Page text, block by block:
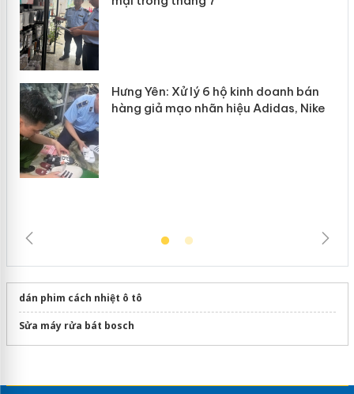
dán phim cách nhiệt ô tô
Sửa máy rửa bát bosch